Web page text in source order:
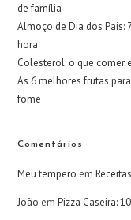
de família
Almoço de Dia dos Pais:
hora
Colesterol: o que comer
As 6 melhores frutas
fome
Comentários
Meu tempero em
João emPizza Caseira: